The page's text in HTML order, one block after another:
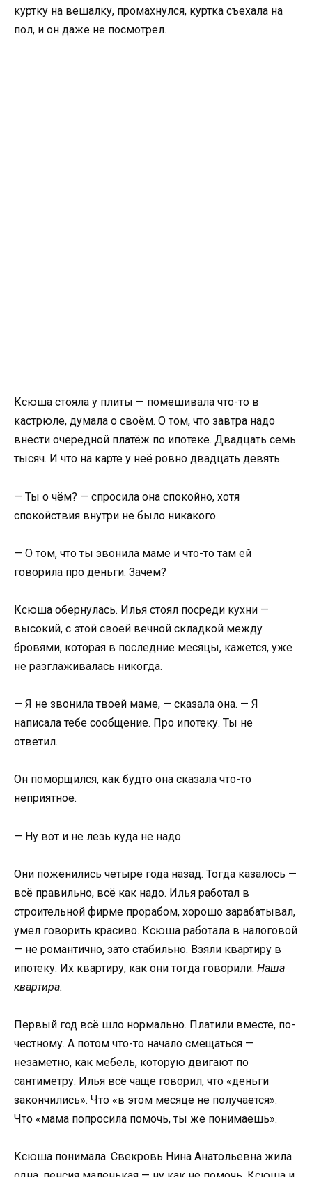
куртку на вешалку, промахнулся, куртка съехала на
пол, и он даже не посмотрел.
Ксюша стояла у плиты — помешивала что-то в
кастрюле, думала о своём. О том, что завтра надо
внести очередной платёж по ипотеке. Двадцать семь
тысяч. И что на карте у неё ровно двадцать девять.
— Ты о чём? — спросила она спокойно, хотя
спокойствия внутри не было никакого.
— О том, что ты звонила маме и что-то там ей
говорила про деньги. Зачем?
Ксюша обернулась. Илья стоял посреди кухни —
высокий, с этой своей вечной складкой между
бровями, которая в последние месяцы, кажется, уже
не разглаживалась никогда.
— Я не звонила твоей маме, — сказала она. — Я
написала тебе сообщение. Про ипотеку. Ты не
ответил.
Он поморщился, как будто она сказала что-то
неприятное.
— Ну вот и не лезь куда не надо.
Они поженились четыре года назад. Тогда казалось —
всё правильно, всё как надо. Илья работал в
строительной фирме прорабом, хорошо зарабатывал,
умел говорить красиво. Ксюша работала в налоговой
— не романтично, зато стабильно. Взяли квартиру в
ипотеку. Их квартиру, как они тогда говорили. Наша
квартира.
Первый год всё шло нормально. Платили вместе, по-
честному. А потом что-то начало смещаться —
незаметно, как мебель, которую двигают по
сантиметру. Илья всё чаще говорил, что «деньги
закончились». Что «в этом месяце не получается».
Что «мама попросила помочь, ты же понимаешь».
Ксюша понимала. Свекровь Нина Анатольевна жила